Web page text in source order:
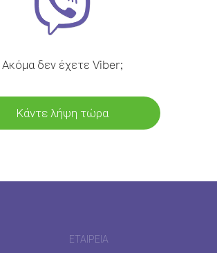
Ακόμα δεν έχετε Viber;
Κάντε λήψη τώρα
ΕΤΑΙΡΕΊΑ